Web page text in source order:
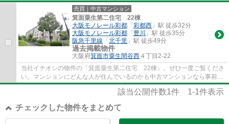
売買｜中古マンション
箕面粟生第二住宅 22棟
大阪モノレール彩都 「 彩都西 」駅 徒歩32分
大阪モノレール彩都 「 豊川
」駅 徒歩35分
阪急千里線 「 北千里 」駅 徒歩49分
過去掲載物件
大阪府箕面市粟生間谷西 ４丁目2-22
当社イチオシの物件の「箕面粟生第二住宅 22棟」。ぜひ一度ご覧くださ
い。マンションにどんな人が住んでいるのかも中古マンションなら事前に
知れます。0120-010-799から当社にご連絡...
該当公開件数1件 1-1件表示
チェックした物件をまとめて